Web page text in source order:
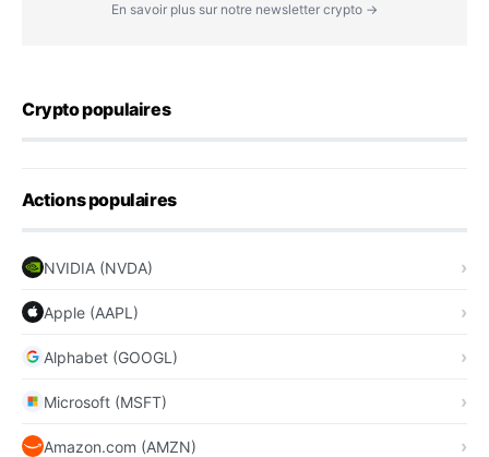
En savoir plus sur notre newsletter crypto →
Crypto populaires
Actions populaires
NVIDIA (NVDA)
Apple (AAPL)
Alphabet (GOOGL)
Microsoft (MSFT)
Amazon.com (AMZN)